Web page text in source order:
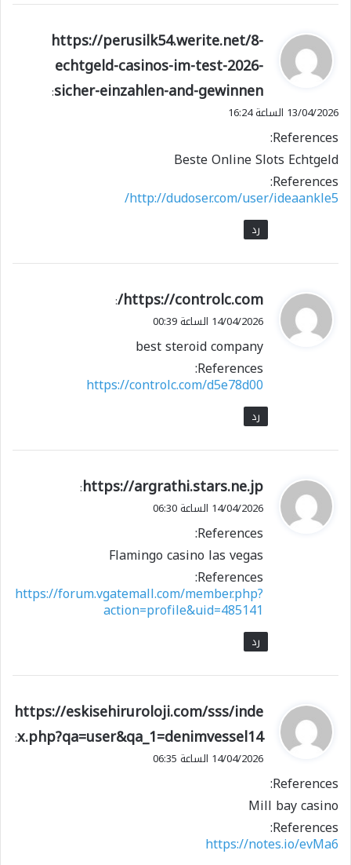
ي
ق
و
ل
https://perusilk54.werite.net/8-
echtgeld-casinos-im-test-2026-
sicher-einzahlen-and-gewinnen
:
13/04/2026 الساعة 16:24
References:
Beste Online Slots Echtgeld
References:
http://dudoser.com/user/ideaankle5/
رد
ي
ق
ل
https://controlc.com/
:
14/04/2026 الساعة 00:39
best steroid company
References:
https://controlc.com/d5e78d00
رد
ي
ق
ل
https://argrathi.stars.ne.jp
:
14/04/2026 الساعة 06:30
References:
Flamingo casino las vegas
References:
https://forum.vgatemall.com/member.php?
action=profile&uid=485141
رد
ي
ق
و
ل
https://eskisehiruroloji.com/sss/inde
x.php?qa=user&qa_1=denimvessel14
:
14/04/2026 الساعة 06:35
References:
Mill bay casino
References:
https://notes.io/evMa6